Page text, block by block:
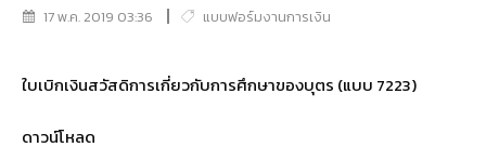
17 พ.ค. 2019 03:36 แบบฟอร์มงานการเงิน
ใบเบิกเงินสวัสดิการเกี่ยวกับการศึกษาของบุตร (แบบ 7223)
ดาวน์โหลด